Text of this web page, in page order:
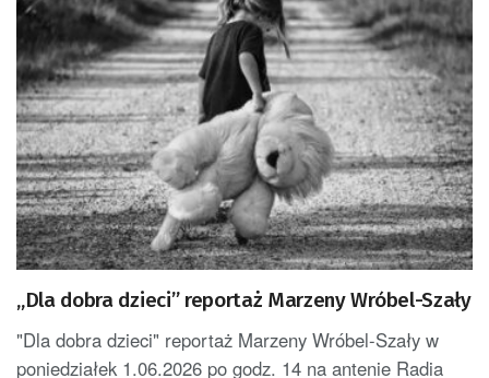
„Dla dobra dzieci” reportaż Marzeny Wróbel-Szały
"Dla dobra dzieci" reportaż Marzeny Wróbel-Szały w
poniedziałek 1.06.2026 po godz. 14 na antenie Radia